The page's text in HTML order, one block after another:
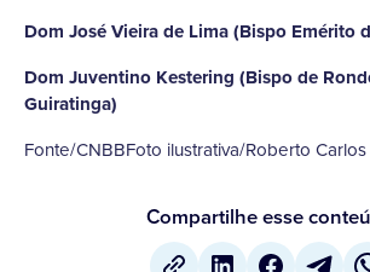
Dom José Vieira de Lima (Bispo Emérito
Dom Juventino Kestering (Bispo de
Guiratinga)
Fonte/CNBBFoto ilustrativa/Roberto Carlos
Compartilhe esse